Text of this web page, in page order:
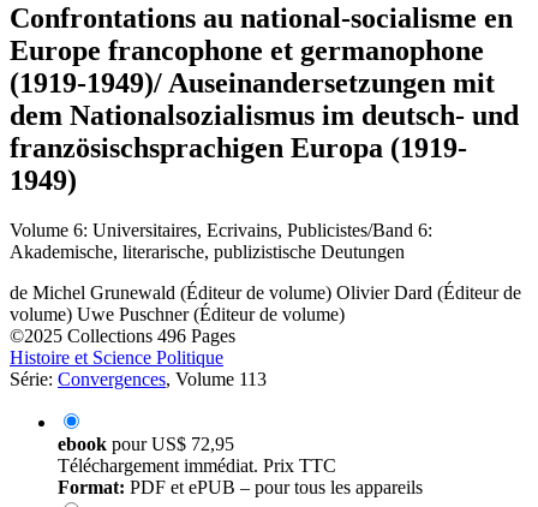
Confrontations au national-socialisme en
Europe francophone et germanophone
(1919-1949)/ Auseinandersetzungen mit
dem Nationalsozialismus im deutsch- und
französischsprachigen Europa (1919-
1949)
Volume 6: Universitaires, Ecrivains, Publicistes/Band 6:
Akademische, literarische, publizistische Deutungen
de Michel Grunewald (Éditeur de volume) Olivier Dard (Éditeur de
volume) Uwe Puschner (Éditeur de volume)
©2025 Collections 496 Pages
Histoire et Science Politique
Série: Convergences, Volume 113
ebook pourUS$ 72,95
Téléchargement immédiat. Prix TTC
Format: PDF et ePUB – pour tous les appareils